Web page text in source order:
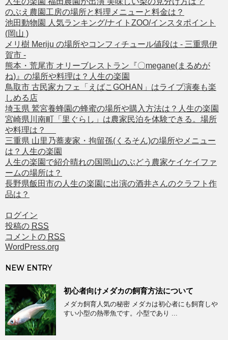
のぶえ農園工房の場所と料理メニューと料金は？
池田動物園 人気ランキング/ナイトZOO/インスタポイント
(岡山 )
メリ樹 Meriju の場所やコンフィチュール値段は - 三重県伊
賀市 -
熊本・荒尾市 オリーブレストラン『〇megane(まるめが
ね)』の場所や料理は？人生の楽園
鳥取市 古民家カフェ「えばこGOHAN」はライブ演奏も楽
しめる店
埼玉県 鷲宮養蜂園の蜂蜜の場所や購入方法は？人生の楽園
宮崎県川南町「里ぐらし」は農家民泊を体験できる。場所
や料理は？
三重県 山里乃蕎麦家・拘留孫(くるそん)の場所やメニュー
は？人生の楽園
人生の楽園で紹介晴れの国岡山のぶどう農家ケイケイファ
ームの場所は？
長野県飯田市の人生の楽園に出演の酒井さんのクラフト作
品は？
ログイン
投稿の RSS
コメントの RSS
WordPress.org
NEW ENTRY
初心者向けメダカの飼育方法について
メダカ飼育人気の秘密 メダカは初心者にも飼育しや
すい小型の熱帯魚です。小型であり ...